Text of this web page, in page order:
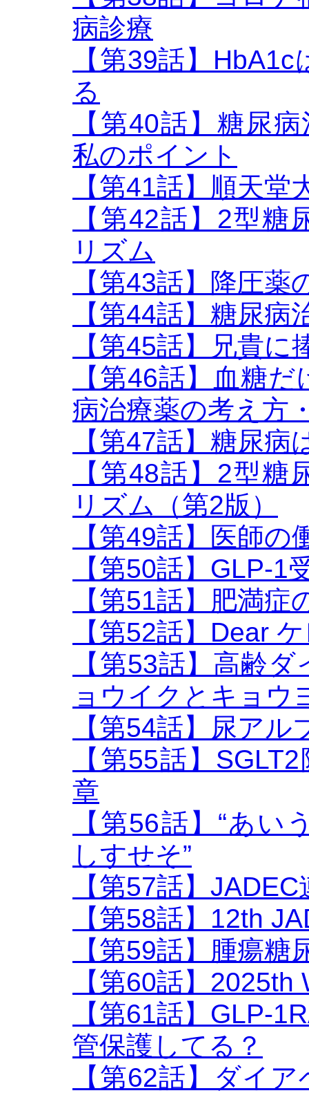
病診療
【第39話】
る
【第40話】糖尿
私のポイント
【第41話】順天
【第42話】2型
リズム
【第43話】降圧薬
【第44話】糖尿
【第45話】兄貴
【第46話】血糖
病治療薬の考え方
【第47話】糖尿病
【第48話】2型
リズム（第2版）
【第49話】医師の
【第50話】GLP-1
【第51話】肥満症
【第52話】Dear
【第53話】高齢
ョウイクとキョウ
【第54話】尿ア
【第55話】
章
【第56話】“あ
しすせそ”
【第57話】
【第58話】12th
【第59話】腫瘍糖
【第60話】2025th
【第61話】GLP-
管保護してる？
【第62話】ダイ